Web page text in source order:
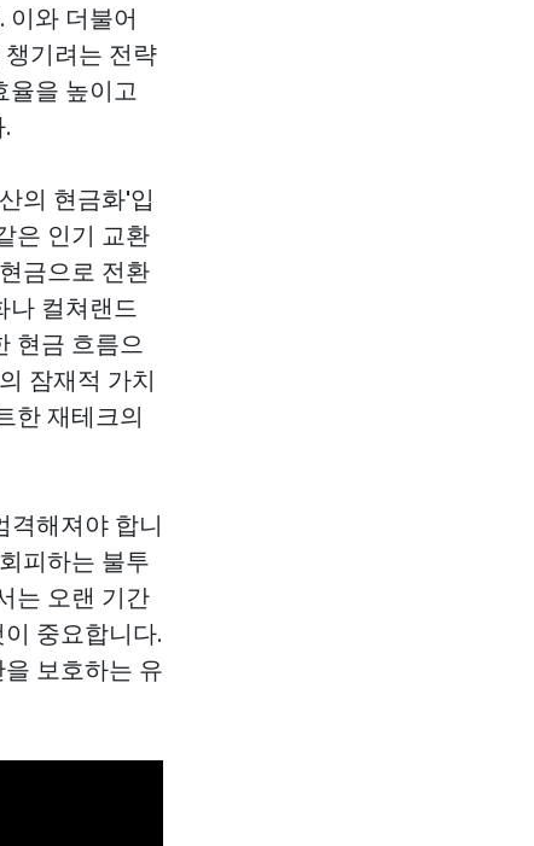
이와 더불어
기려는 전략
율을 높이고
의 현금화'입
은 인기 교환
금으로 전환
나 컬쳐랜드
현금 흐름으
잠재적 가치
한 재테크의
격해져야 합니
피하는 불투
는 오랜 기간
중요합니다.
보호하는 유